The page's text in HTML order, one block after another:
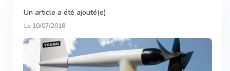
Un article a été ajouté(e)
Le 10/07/2018